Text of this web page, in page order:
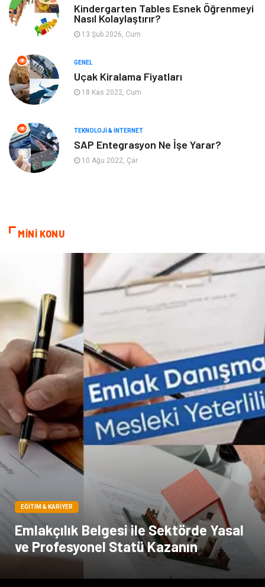
Yeme & İçme Anne & Çocuk
Ev İşleri Gayrimenkul
Organizasyon
Astroloji Aksesuar
Mobilya diş sağlığı
Bebek Giyim
Kindergarten Tables Esnek Öğrenmeyi
Nasıl Kolaylaştırır?
13 Şub 2026, Cum
GENEL
Uçak Kiralama Fiyatları
18 Kas 2022, Cum
TEKNOLOJI & İNTERNET
SAP Entegrasyon Ne İşe Yarar?
10 Ağu 2022, Çar
MİNİ KONU
EĞITIM & KARIYER
Emlakçılık Belgesi ile Sektörde Yasal
ve Profesyonel Statü Kazanın